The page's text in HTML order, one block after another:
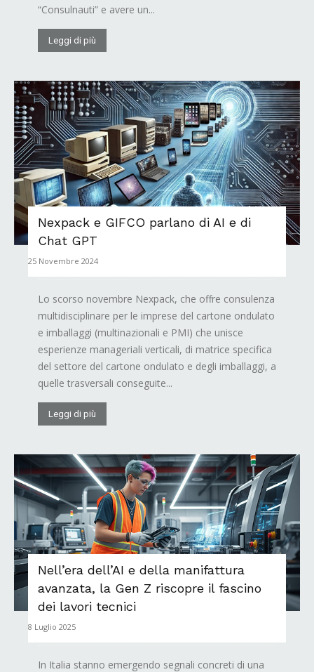
“Consulnauti” e avere un...
Leggi di più
Nexpack e GIFCO parlano di AI e di
Chat GPT
25 Novembre 2024
Lo scorso novembre Nexpack, che offre consulenza
multidisciplinare per le imprese del cartone ondulato
e imballaggi (multinazionali e PMI) che unisce
esperienze manageriali verticali, di matrice specifica
del settore del cartone ondulato e degli imballaggi, a
quelle trasversali conseguite...
Leggi di più
Nell’era dell’AI e della manifattura
avanzata, la Gen Z riscopre il fascino
dei lavori tecnici
8 Luglio 2025
In Italia stanno emergendo segnali concreti di una